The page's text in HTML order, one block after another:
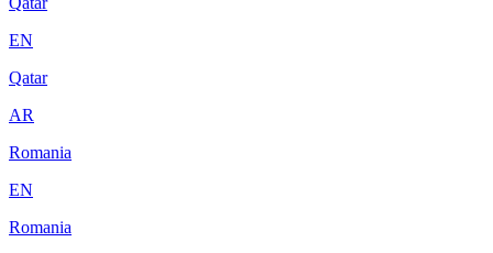
EN
Qatar
AR
Romania
EN
Romania